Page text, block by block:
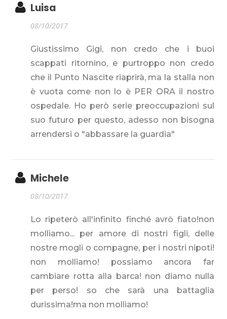
Luisa
08/10/2017
Giustissimo Gigi, non credo che i buoi
scappati ritornino, e purtroppo non credo
che il Punto Nascite riaprirà, ma la stalla non
è vuota come non lo è PER ORA il nostro
ospedale. Ho però serie preoccupazioni sul
suo futuro per questo, adesso non bisogna
arrendersi o "abbassare la guardia"
Michele
08/10/2017
Lo ripeterò all'infinito finché avrò fiato!non
molliamo... per amore di nostri figli, delle
nostre mogli o compagne, per i nostri nipoti!
non molliamo! possiamo ancora far
cambiare rotta alla barca! non diamo nulla
per perso! so che sarà una battaglia
durissima!ma non molliamo!